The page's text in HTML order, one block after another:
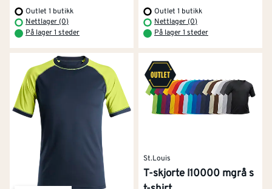
Outlet 1 butikk
Nettlager (0)
På lager 1 steder
Outlet 1 butikk
Nettlager (0)
På lager 1 steder
St.Louis
T-skjorte l10000 mgrå s